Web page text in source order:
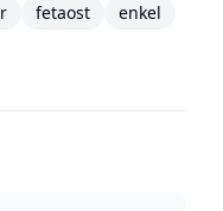
fetaost
enkel